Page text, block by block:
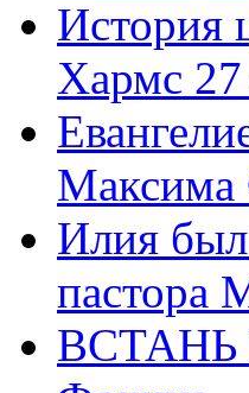
История
Хармс
Максима
Илия
пастора
ВСТАНЬ